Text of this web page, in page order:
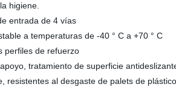
higiene.
entrada de 4 vías
a temperaturas de -40 ° C a +70 ° C
perfiles de refuerzo
tratamiento de superficie
resistentes al desgaste de palets de plástico